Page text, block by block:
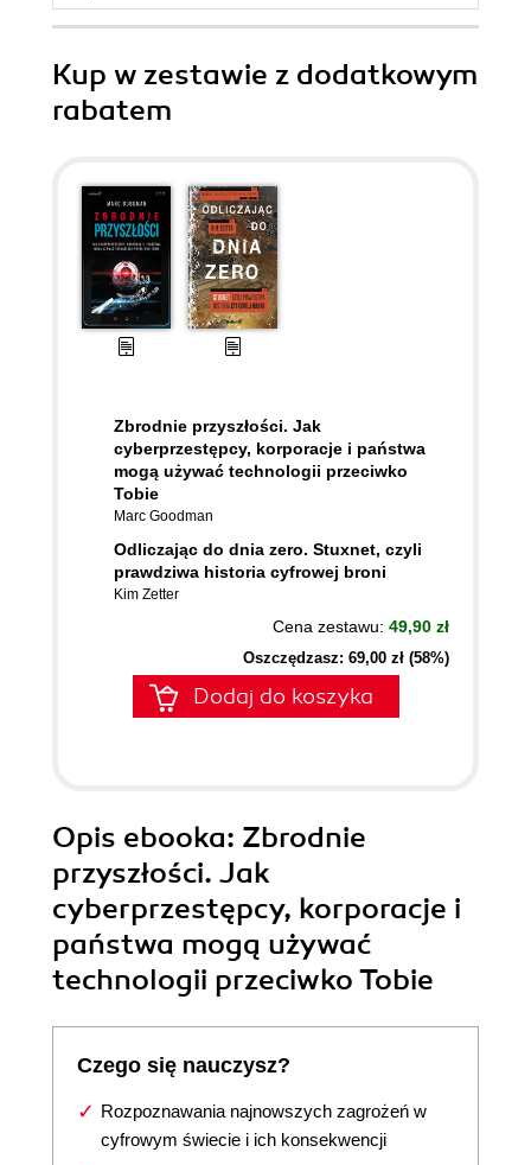
Kup w zestawie z dodatkowym
rabatem
Zbrodnie przyszłości. Jak
cyberprzestępcy, korporacje i państwa
mogą używać technologii przeciwko
Tobie
Marc Goodman
Odliczając do dnia zero. Stuxnet, czyli
prawdziwa historia cyfrowej broni
Kim Zetter
Cena zestawu: 49,90 zł
Oszczędzasz: 69,00 zł (58%)
Dodaj do koszyka
Opis ebooka: Zbrodnie
przyszłości. Jak
cyberprzestępcy, korporacje i
państwa mogą używać
technologii przeciwko Tobie
Czego się nauczysz?
Rozpoznawania najnowszych zagrożeń w
cyfrowym świecie i ich konsekwencji